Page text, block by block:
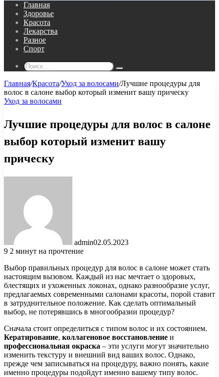
Главная
Здоровье
Красота
Лекарства
Разное
Спорт
Поиск...
Главная/Красота/Уход за волосами/Лучшие процедуры для
волос в салоне выбор который изменит вашу прическу
Уход за волосами
Лучшие процедуры для волос в салоне
выбор который изменит вашу
прическу
admin02.05.2023
9 2 минут на прочтение
Выбор правильных процедур для волос в салоне может стать
настоящим вызовом. Каждый из нас мечтает о здоровых,
блестящих и ухоженных локонах, однако разнообразие услуг,
предлагаемых современными салонами красоты, порой ставит
в затруднительное положение. Как сделать оптимальный
выбор, не потерявшись в многообразии процедур?
Сначала стоит определиться с типом волос и их состоянием.
Кератирование, коллагеновое восстановление и
профессиональная окраска – эти услуги могут значительно
изменить текстуру и внешний вид ваших волос. Однако,
прежде чем записываться на процедуру, важно понять, какие
именно процедуры подойдут именно вашему типу волос.